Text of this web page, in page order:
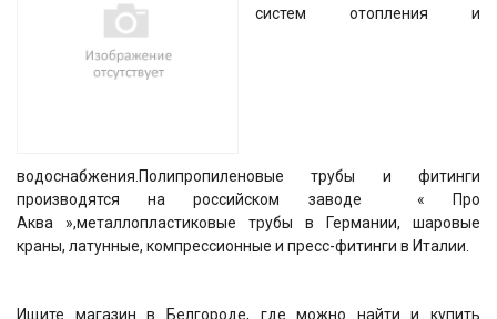
систем отопления и
водоснабжения.Полипропиленовые трубы и фитинги
производятся на российском заводе « Про
Аква »,металлопластиковые трубы в Германии, шаровые
краны, латунные, компрессионные и пресс-фитинги в Италии.
Ищите магазин в Белгороде, где можно найти и купить